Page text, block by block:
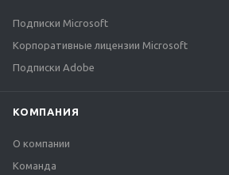
Подписки Microsoft
Корпоративные лицензии Microsoft
Подписки Adobe
КОМПАНИЯ
О компании
Команда